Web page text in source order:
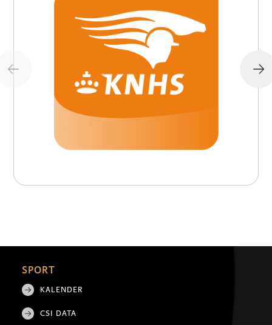
SPORT
KALENDER
CSI DATA